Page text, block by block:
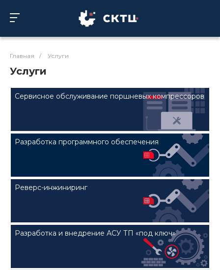
Главная / Услуги
Услуги
Сервисное обслуживание поршневых компрессоров
Разработка программного обеспечения
Реверс-инжиниринг
Разработка и внедрение АСУ ТП «под ключ»